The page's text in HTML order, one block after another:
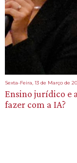
Sexta-Feira, 13 de Março de
Ensino jurídico e
fazer com a IA?